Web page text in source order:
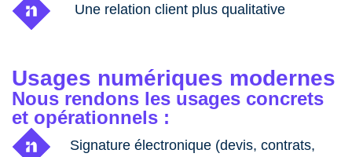
Une relation client plus qualitative
Usages numériques modernes
Nous rendons les usages concrets
et opérationnels :
Signature électronique (devis, contrats,